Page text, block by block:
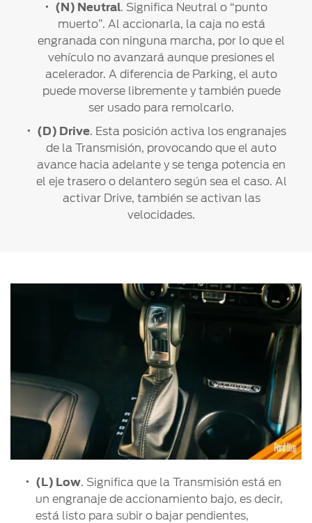
(N) Neutral. Significa Neutral o “punto
muerto”. Al accionarla, la caja no está
engranada con ninguna marcha, por lo que el
vehículo no avanzará aunque presiones el
acelerador. A diferencia de Parking, el auto
puede moverse libremente y también puede
ser usado para remolcarlo.
(D) Drive. Esta posición activa los engranajes
de la Transmisión, provocando que el auto
avance hacia adelante y se tenga potencia en
el eje trasero o delantero según sea el caso. Al
activar Drive, también se activan las
velocidades.
(L) Low. Significa que la Transmisión está en
un engranaje de accionamiento bajo, es decir,
está listo para subir o bajar pendientes,